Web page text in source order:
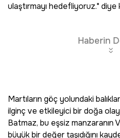
ulaştırmayı hedefliyoruz." diye
Haberin
Martıların göç yolundaki
ilginç ve etkileyici bir doğa
Batmaz, bu eşsiz manzaranın
büyük bir değer taşıdığını